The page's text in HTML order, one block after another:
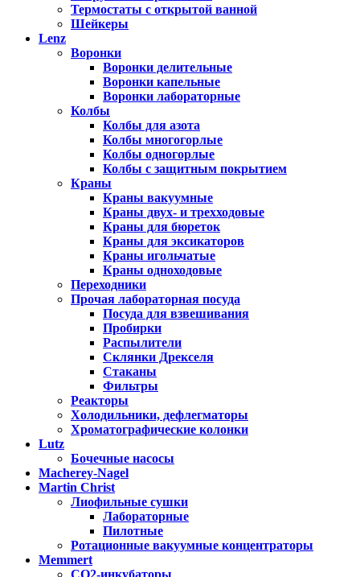
Термостаты с открытой ванной
Шейкеры
Lenz
Воронки
Воронки делительные
Воронки капельные
Воронки лабораторные
Колбы
Колбы для азота
Колбы многогорлые
Колбы одногорлые
Колбы с защитным покрытием
Краны
Краны вакуумные
Краны двух- и трехходовые
Краны для бюреток
Краны для эксикаторов
Краны игольчатые
Краны одноходовые
Переходники
Прочая лабораторная посуда
Посуда для взвешивания
Пробирки
Распылители
Склянки Дрекселя
Стаканы
Фильтры
Реакторы
Холодильники, дефлегматоры
Хроматографические колонки
Lutz
Бочечные насосы
Macherey-Nagel
Martin Christ
Лиофильные сушки
Лабораторные
Пилотные
Ротационные вакуумные концентраторы
Memmert
CO2-инкубаторы